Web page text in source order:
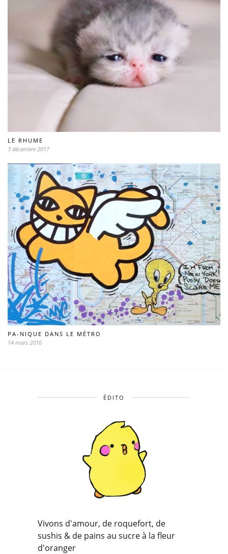
LE RHUME
3 décembre 2017
PA-NIQUE DANS LE MÉTRO
14 mars 2016
ÉDITO
Vivons d'amour, de roquefort, de
sushis & de pains au sucre à la fleur
d'oranger